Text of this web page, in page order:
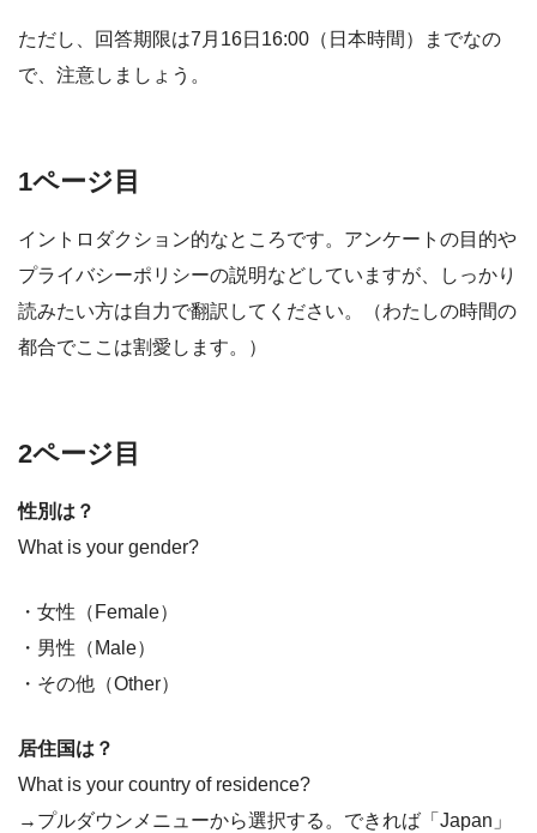
ただし、回答期限は7月16日16:00（日本時間）までなの
で、注意しましょう。
1ページ目
イントロダクション的なところです。アンケートの目的や
プライバシーポリシーの説明などしていますが、しっかり
読みたい方は自力で翻訳してください。（わたしの時間の
都合でここは割愛します。）
2ページ目
性別は？
What is your gender?
・女性（Female）
・男性（Male）
・その他（Other）
居住国は？
What is your country of residence?
→プルダウンメニューから選択する。できれば「Japan」